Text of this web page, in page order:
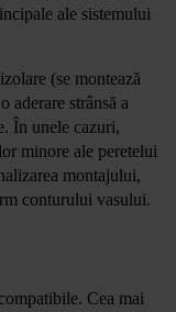
ale sistemului
(se montează
aderare strânsă a
În unele cazuri,
minore ale peretelui
montajului,
conturului vasului.
Cea mai